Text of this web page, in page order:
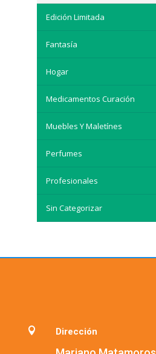
Edición Limitada
Fantasía
Hogar
Medicamentos Curación
Muebles Y Maletínes
Perfumes
Profesionales
Sin Categorizar
 Dirección